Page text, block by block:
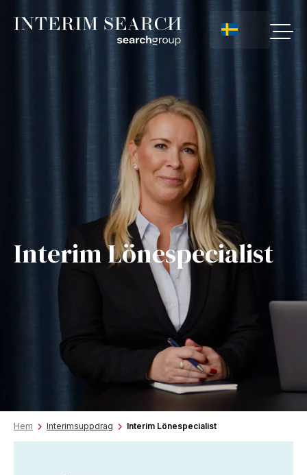
Interim Lönespecialist
Hem Interimsuppdrag Interim Lönespecialist